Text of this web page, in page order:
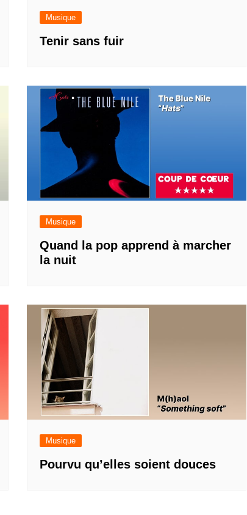
Musique
Tenir sans fuir
Musique
Quand la pop apprend à marcher
la nuit
Musique
Pourvu qu’elles soient douces